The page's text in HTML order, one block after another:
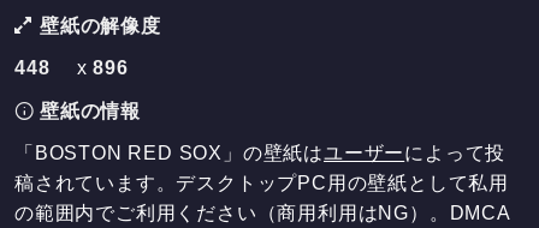
壁紙の解像度
448 x896
壁紙の情報
「BOSTON RED SOX」の壁紙はユーザーによって投
稿されています。デスクトップPC用の壁紙として私用
の範囲内でご利用ください（商用利用はNG）。DMCA